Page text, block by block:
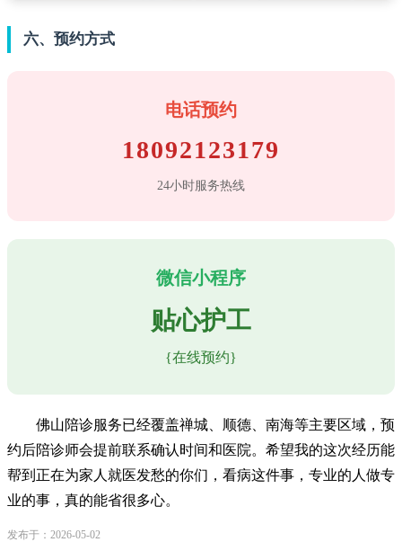
六、预约方式
电话预约
18092123179
24小时服务热线
微信小程序
贴心护工
{在线预约}
佛山陪诊服务已经覆盖禅城、顺德、南海等主要区域，预
约后陪诊师会提前联系确认时间和医院。希望我的这次经历能
帮到正在为家人就医发愁的你们，看病这件事，专业的人做专
业的事，真的能省很多心。
发布于：2026-05-02